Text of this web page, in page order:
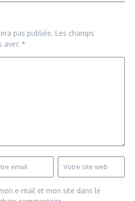
pas publiée. Les champs
avec *
e-mail et mon site dans le